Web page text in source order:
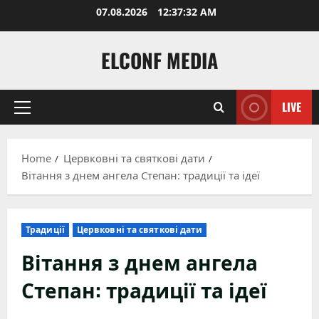
07.08.2026 12:37:34 AM
ELCONF MEDIA
Primary
LIVE
Home
Цервковні та святкові дати
Вітання з днем ангела Степан: традиції та ідеї
Традиції Цервковні та святкові дати
Вітання з днем ангела
Степан: традиції та ідеї